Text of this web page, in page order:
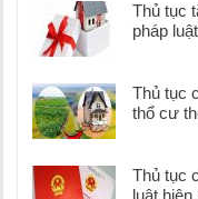
Thủ tục
pháp
Thủ tục
thổ cư
Thủ tục
luật